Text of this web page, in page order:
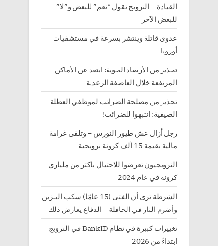
القيادة – النرويج تقول “نعم” للبعض و”لا”
للبعض الآخر
عدوى قاتلة وينتشر بسرعة في مستشفيات
أوروبا
تحذير من الأرصاد الجوية: ابتعد عن الأماكن
المرتفعة خلال العاصفة الرعدية
تحذير من مصلحة الضرائب لموظفي العطلة
الصيفية: انتبهوا للضرائب!
رجل أزال عش طيور النورس – وتلقى غرامة
مالية بقيمة 15 ألف كرونة نرويجية
النرويجيون تعرضوا للاحتيال بأكثر من ملياري
كرونة في عام 2024
الشرطة ترى أن الفتى (15 عامًا) سكب البنزين
وأضرم النار في الحافلة – الدفاع يعارض ذلك
تغييرات كبيرة في نظام BankID في النرويج
ابتداءً من 2026